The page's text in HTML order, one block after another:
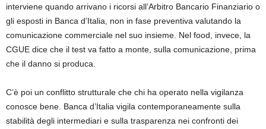
interviene quando arrivano i ricorsi all’Arbitro Bancario Finanziario o
gli esposti in Banca d’Italia, non in fase preventiva valutando la
comunicazione commerciale nel suo insieme. Nel food, invece, la
CGUE dice che il test va fatto a monte, sulla comunicazione, prima
che il danno si produca.
C’è poi un conflitto strutturale che chi ha operato nella vigilanza
conosce bene. Banca d’Italia vigila contemporaneamente sulla
stabilità degli intermediari e sulla trasparenza nei confronti dei